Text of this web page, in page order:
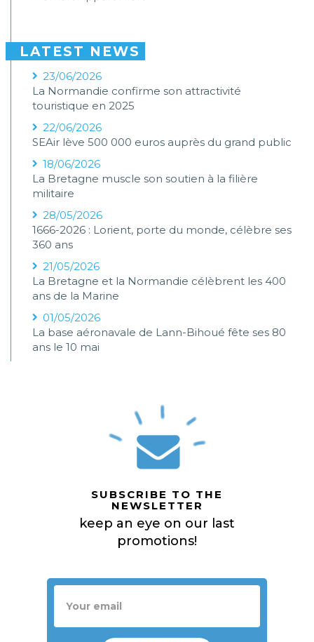
LATEST NEWS
23/06/2026
La Normandie confirme son attractivité
touristique en 2025
22/06/2026
SEAir lève 500 000 euros auprès du grand public
18/06/2026
La Bretagne muscle son soutien à la filière
militaire
28/05/2026
1666-2026 : Lorient, porte du monde, célèbre ses
360 ans
21/05/2026
La Bretagne et la Normandie célèbrent les 400
ans de la Marine
01/05/2026
La base aéronavale de Lann-Bihoué fête ses 80
ans le 10 mai
SUBSCRIBE TO THE
NEWSLETTER
keep an eye on our last
promotions!